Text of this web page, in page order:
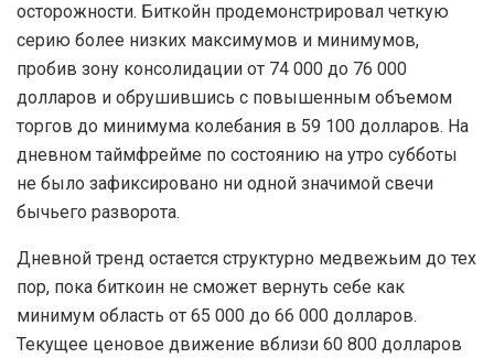
осторожности. Биткойн продемонстрировал четкую
серию более низких максимумов и минимумов,
пробив зону консолидации от 74 000 до 76 000
долларов и обрушившись с повышенным объемом
торгов до минимума колебания в 59 100 долларов. На
дневном таймфрейме по состоянию на утро субботы
не было зафиксировано ни одной значимой свечи
бычьего разворота.
Дневной тренд остается структурно медвежьим до тех
пор, пока биткоин не сможет вернуть себе как
минимум область от 65 000 до 66 000 долларов.
Текущее ценовое движение вблизи 60 800 долларов